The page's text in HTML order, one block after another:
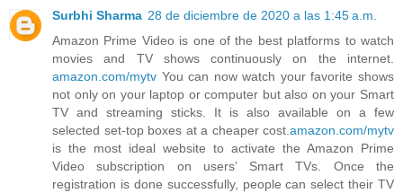
Surbhi Sharma 28 de diciembre de 2020 a las 1:45 a.m.
Amazon Prime Video is one of the best platforms to watch
movies and TV shows continuously on the internet.
amazon.com/mytv You can now watch your favorite shows
not only on your laptop or computer but also on your Smart
TV and streaming sticks. It is also available on a few
selected set-top boxes at a cheaper cost.amazon.com/mytv
is the most ideal website to activate the Amazon Prime
Video subscription on users’ Smart TVs. Once the
registration is done successfully, people can select their TV